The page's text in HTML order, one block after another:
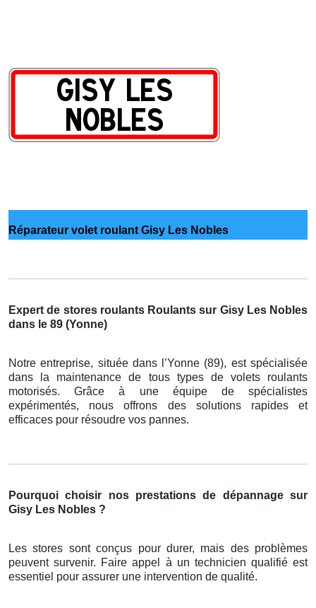
Réparateur volet roulant Gisy Les Nobles
Expert de stores roulants Roulants sur Gisy Les Nobles
dans le 89 (Yonne)
Notre entreprise, située dans l’Yonne (89), est spécialisée
dans la maintenance de tous types de volets roulants
motorisés. Grâce à une équipe de spécialistes
expérimentés, nous offrons des solutions rapides et
efficaces pour résoudre vos pannes.
Pourquoi choisir nos prestations de dépannage sur
Gisy Les Nobles ?
Les stores sont conçus pour durer, mais des problèmes
peuvent survenir. Faire appel à un technicien qualifié est
essentiel pour assurer une intervention de qualité.